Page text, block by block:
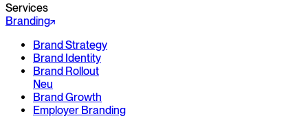
Services
Branding
Brand Strategy
Brand Identity
Brand Rollout
Neu
Brand Growth
Employer Branding